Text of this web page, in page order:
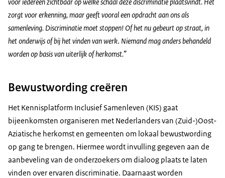
zorgt voor erkenning, maar geeft vooral een opdracht aan ons als
samenleving. Discriminatie moet stoppen! Of het nu gebeurt op straat, in
het onderwijs of bij het vinden van werk. Niemand mag anders behandeld
worden op basis van uiterlijk of herkomst.”
Bewustwording creëren
Het Kennisplatform Inclusief Samenleven (KIS) gaat
bijeenkomsten organiseren met Nederlanders van (Zuid-)Oost-
Aziatische herkomst en gemeenten om lokaal bewustwording
op gang te brengen. Hiermee wordt invulling gegeven aan de
aanbeveling van de onderzoekers om dialoog plaats te laten
vinden over ervaren discriminatie. Daarnaast worden